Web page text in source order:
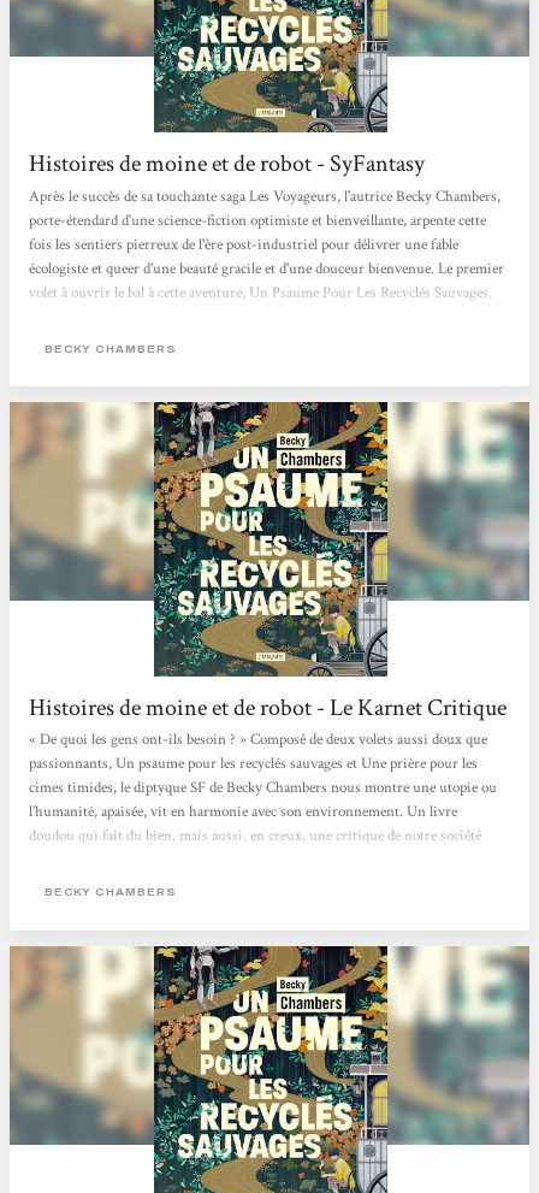
Histoires de moine et de robot - SyFantasy
Après le succès de sa touchante saga Les Voyageurs, l'autrice Becky Chambers,
porte-étendard d'une science-fiction optimiste et bienveillante, arpente cette
fois les sentiers pierreux de l'ère post-industriel pour délivrer une fable
écologiste et queer d'une beauté gracile et d'une douceur bienvenue. Le premier
volet à ouvrir le bal à cette aventure, Un Psaume Pour Les Recyclés Sauvages,
n'a jamais été aussi bien représenté que sous la plume de Chambers. L'altérité
BECKY CHAMBERS
Histoires de moine et de robot - Le Karnet Critique
« De quoi les gens ont-ils besoin ? » Composé de deux volets aussi doux que
passionnants, Un psaume pour les recyclés sauvages et Une prière pour les
cimes timides, le diptyque SF de Becky Chambers nous montre une utopie ou
l’humanité, apaisée, vit en harmonie avec son environnement. Un livre
doudou qui fait du bien, mais aussi, en creux, une critique de notre société
interactions. > Écouter la chronique <
BECKY CHAMBERS